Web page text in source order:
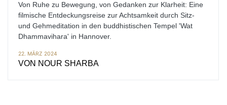
Von Ruhe zu Bewegung, von Gedanken zur Klarheit: Eine
filmische Entdeckungsreise zur Achtsamkeit durch Sitz-
und Gehmeditation in den buddhistischen Tempel 'Wat
Dhammavihara' in Hannover.
22. MÄRZ 2024
VON NOUR SHARBA